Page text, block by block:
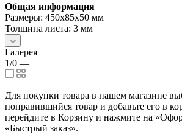
Общая информация
Размеры: 450х85х50 мм
Толщина листа: 3 мм
Галерея
1/0 —
Для покупки товара в нашем магазине
понравившийся товар и добавьте его в
перейдите в Корзину и нажмите на
«Быстрый заказ».